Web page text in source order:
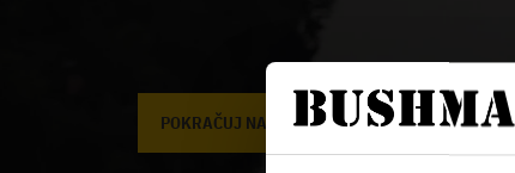
POKRAČUJ NA ÚVODNÍ STRÁNKU